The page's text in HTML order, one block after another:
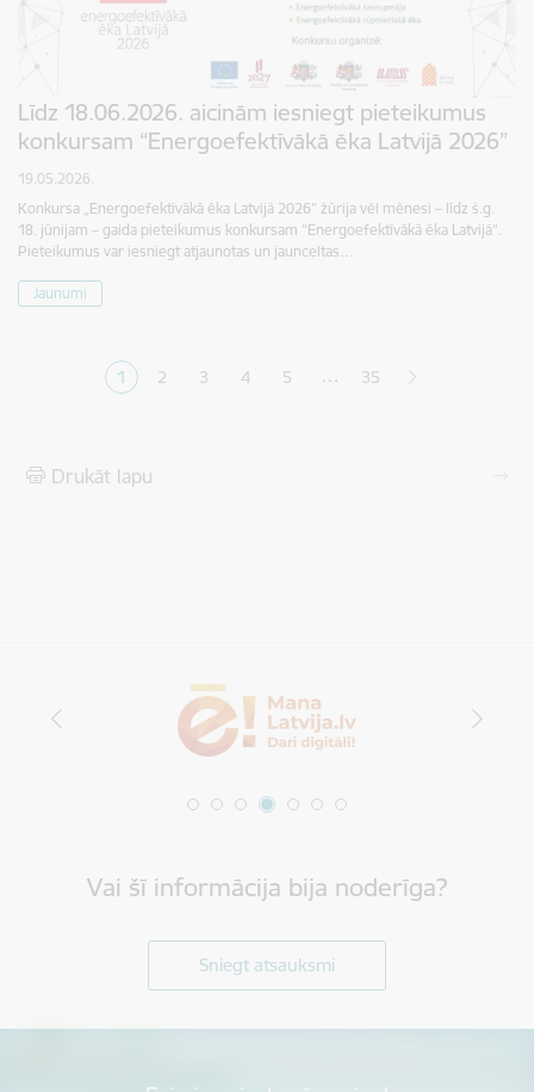
Līdz 18.06.2026. aicinām iesniegt pieteikumus
konkursam “Energoefektīvākā ēka Latvijā 2026”
19.05.2026.
Konkursa „Energoefektīvākā ēka Latvijā 2026” žūrija vēl mēnesi – līdz š.g.
18. jūnijam – gaida pieteikumus konkursam “Energoefektīvākā ēka Latvijā”.
Pieteikumus var iesniegt atjaunotas un jaunceltas…
Jaunumi
Pašreizējā lapa
1 Lapa
2 Lapa
3 Lapa
4 Lapa
5 … 35
Drukāt lapu
Vai šī informācija bija noderīga?
Sniegt atsauksmi